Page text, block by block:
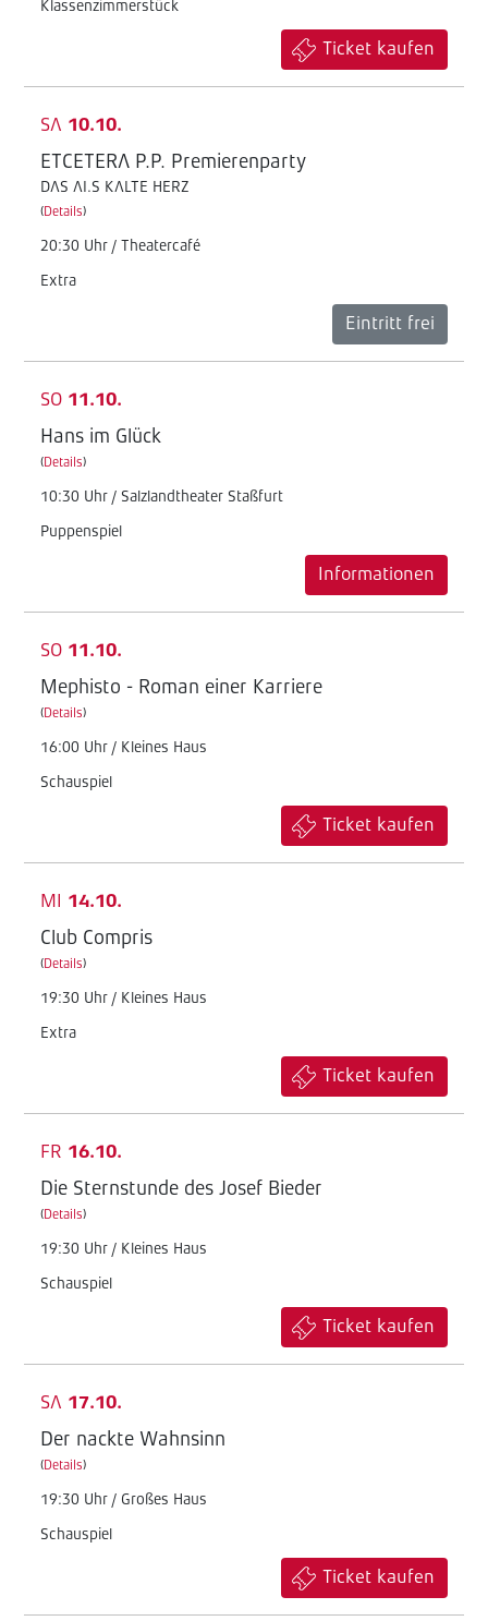
Klassenzimmerstück
Ticket kaufen
SA 10.10.
ETCETERA P.P. Premierenparty
DAS AI.S KALTE HERZ
(Details)
20:30 Uhr / Theatercafé
Extra
Eintritt frei
SO 11.10.
Hans im Glück
(Details)
10:30 Uhr / Salzlandtheater Staßfurt
Puppenspiel
Informationen
SO 11.10.
Mephisto - Roman einer Karriere
(Details)
16:00 Uhr / Kleines Haus
Schauspiel
Ticket kaufen
MI 14.10.
Club Compris
(Details)
19:30 Uhr / Kleines Haus
Extra
Ticket kaufen
FR 16.10.
Die Sternstunde des Josef Bieder
(Details)
19:30 Uhr / Kleines Haus
Schauspiel
Ticket kaufen
SA 17.10.
Der nackte Wahnsinn
(Details)
19:30 Uhr / Großes Haus
Schauspiel
Ticket kaufen